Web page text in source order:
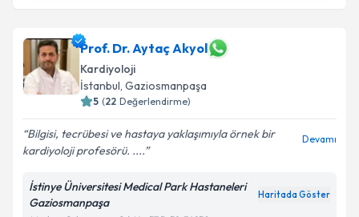
oluşturun. Size bu uzmandan randevu almanız için bir
takvim hazırlandığında e-posta ile bilgilendireceğiz.
E-posta Adresiniz
Metni'ni okudum ve kişisel verilerimin belirtilen
kapsamda işlenmesini kabul ediyorum.
Prof. Dr. Aytaç Akyol
Kardiyoloji
İstanbul, Gaziosmanpaşa
( Değerlendirme)
Bilgisi, tecrübesi ve hastaya yaklaşımıyla örnek bir
kardiyoloji profesörü. ....
İstinye Üniversitesi Medical Park Hastaneleri
Gaziosmanpaşa